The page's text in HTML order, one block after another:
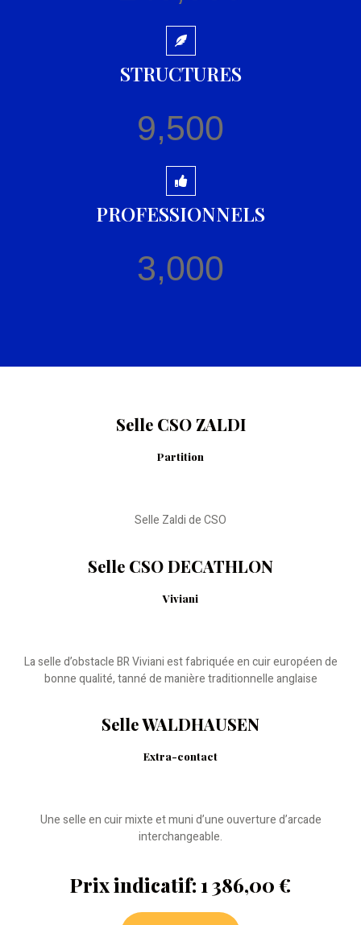
STRUCTURES
9,500
PROFESSIONNELS
3,000
Selle CSO ZALDI
Partition
Selle Zaldi de CSO
Selle CSO DECATHLON
Viviani
La selle d’obstacle BR Viviani est fabriquée en cuir européen de
bonne qualité, tanné de manière traditionnelle anglaise
Selle WALDHAUSEN
Extra-contact
Une selle en cuir mixte et muni d’une ouverture d’arcade
interchangeable.
Prix indicatif: 1 386,00 €